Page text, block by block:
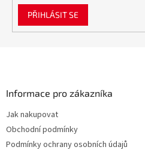
PŘIHLÁSIT SE
Informace pro zákazníka
Jak nakupovat
Obchodní podmínky
Podmínky ochrany osobních údajů